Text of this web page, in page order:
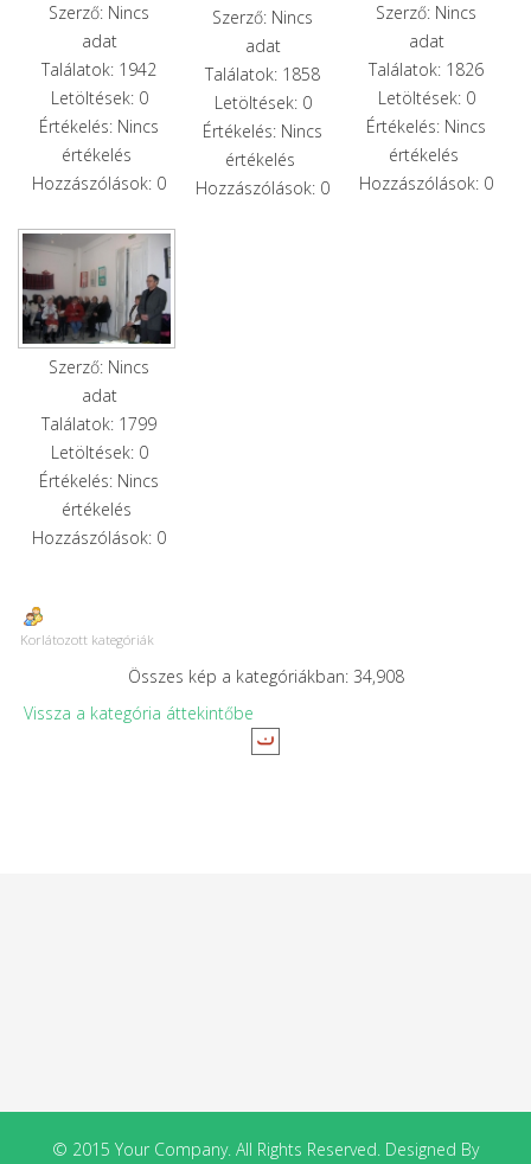
Szerző: Nincs
adat
Találatok: 1942
Letöltések: 0
Értékelés: Nincs
értékelés
Hozzászólások: 0
Szerző: Nincs
adat
Találatok: 1858
Letöltések: 0
Értékelés: Nincs
értékelés
Hozzászólások: 0
Szerző: Nincs
adat
Találatok: 1826
Letöltések: 0
Értékelés: Nincs
értékelés
Hozzászólások: 0
Szerző: Nincs
adat
Találatok: 1799
Letöltések: 0
Értékelés: Nincs
értékelés
Hozzászólások: 0
Korlátozott kategóriák
Összes kép a kategóriákban: 34,908
Vissza a kategória áttekintőbe
© 2015 Your Company. All Rights Reserved. Designed By